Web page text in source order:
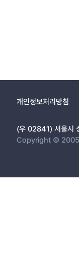
개인정보처리방침
(우 02841) 서울시
Copyright ©